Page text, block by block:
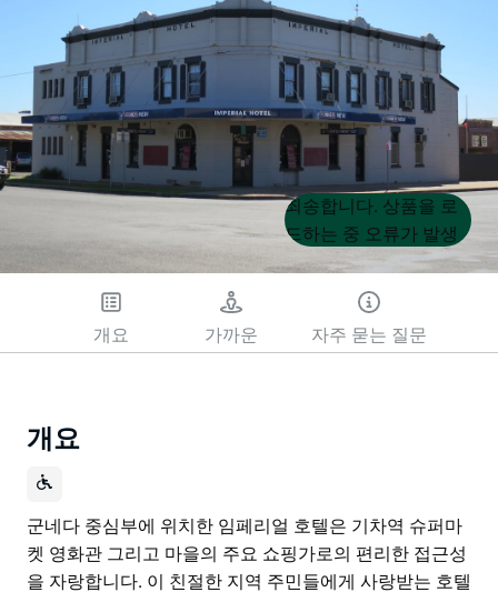
Product
List
Product
List
죄송합니다. 상품을 로
드하는 중 오류가 발생
했습니다. 나중에 다시
시도해 주세요.
개요 가까운 자주 묻는 질문
개요
군네다 중심부에 위치한 임페리얼 호텔은 기차역 슈퍼마
켓 영화관 그리고 마을의 주요 쇼핑가로의 편리한 접근성
을 자랑합니다. 이 친절한 지역 주민들에게 사랑받는 호텔